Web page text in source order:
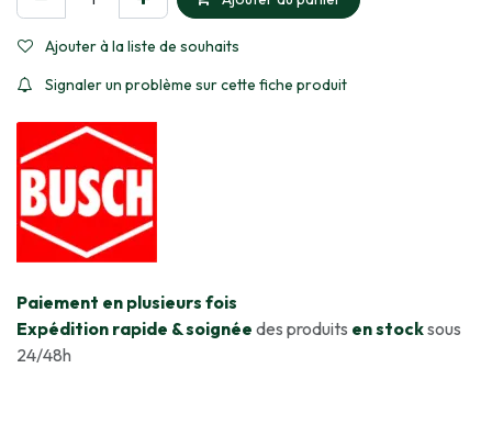
Ajouter à la liste de souhaits
Signaler un problème sur cette fiche produit
​Paiement en plusieurs fois
Expédition rapide & soignée des produits en stocksous
24/48h